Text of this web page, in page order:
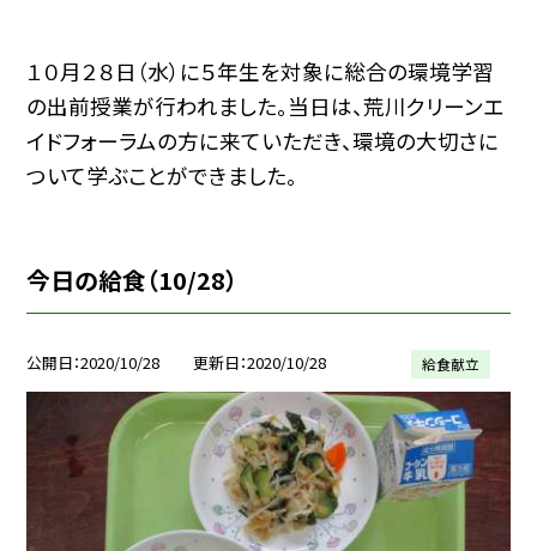
１０月２８日（水）に５年生を対象に総合の環境学習
の出前授業が行われました。当日は、荒川クリーンエ
イドフォーラムの方に来ていただき、環境の大切さに
ついて学ぶことができました。
今日の給食（10/28）
公開日 2020/10/28 更新日 2020/10/28 給食献立